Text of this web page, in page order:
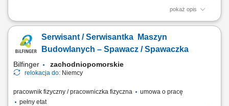
pokaż opis
Twój zakres obowiązków: spawanie konstrukcji stalowych;
sprzętu ciężkiego (koparek, ładowarek, wiertnic, torkretnic i innego
sprzętu stosowanego przy budowie tuneli) usuwanie usterek napędów
Serwisant / Serwisantka Maszyn
Budowlanych – Spawacz / Spawaczka
Bilfinger zachodniopomorskie
relokacja do: Niemcy
pracownik fizyczny / pracowniczka fizyczna
umowa o pracę
pełny etat